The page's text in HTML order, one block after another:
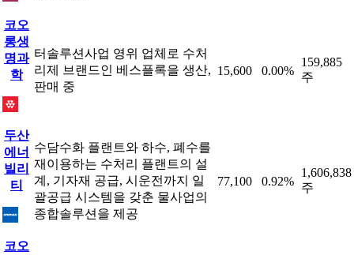
코오
롱생
명과
학
터솔루션사업 영위 업체로 수처
리제 브랜드인 베스플록을 생산,
판매 중
15,600 0.00%
159,885
주
두산
에너
빌리
티
수담수화 플랜트와 하수, 폐수를
재이용하는 수처리 플랜트의 설
계, 기자재 공급, 시운전까지 일
괄공급 시스템을 갖춘 물사업의
종합솔루션을 제공
77,100 0.92%
1,606,838
주
코오